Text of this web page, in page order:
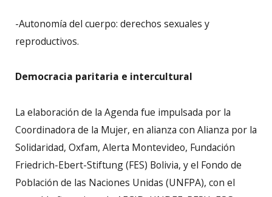
-Autonomía del cuerpo: derechos sexuales y
reproductivos.
Democracia paritaria e intercultural
La elaboración de la Agenda fue impulsada por la
Coordinadora de la Mujer, en alianza con Alianza por la
Solidaridad, Oxfam, Alerta Montevideo, Fundación
Friedrich-Ebert-Stiftung (FES) Bolivia, y el Fondo de
Población de las Naciones Unidas (UNFPA), con el